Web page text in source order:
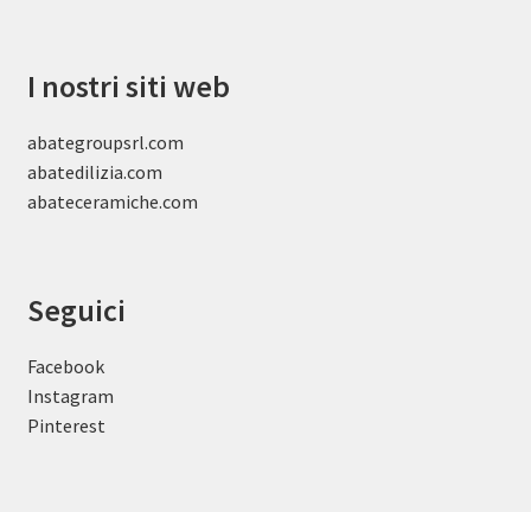
I nostri siti web
abategroupsrl.com
abatedilizia.com
abateceramiche.com
Seguici
Facebook
Instagram
Pinterest